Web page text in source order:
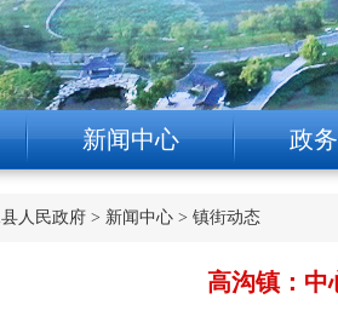
新闻中心 政
人民政府 > 新闻中心 > 镇街动态
高沟镇：中